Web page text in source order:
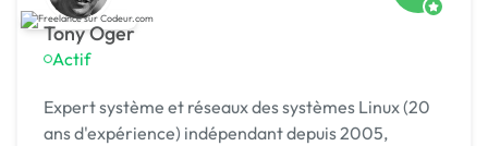
Tony Oger
Actif
Expert système et réseaux des systèmes Linux (20
ans d'expérience) indépendant depuis 2005,